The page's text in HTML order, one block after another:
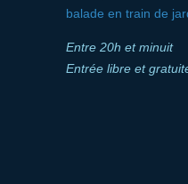
balade en train de
Entre 20h et minuit
Entrée libre et